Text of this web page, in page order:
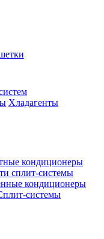
Хладагенты
кондиционеры
сплит-системы
кондиционеры
системы